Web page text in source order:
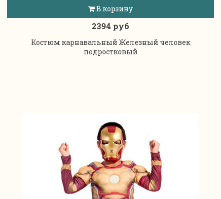
В корзину
2394 руб
Костюм карнавальный Железный человек
подростковый